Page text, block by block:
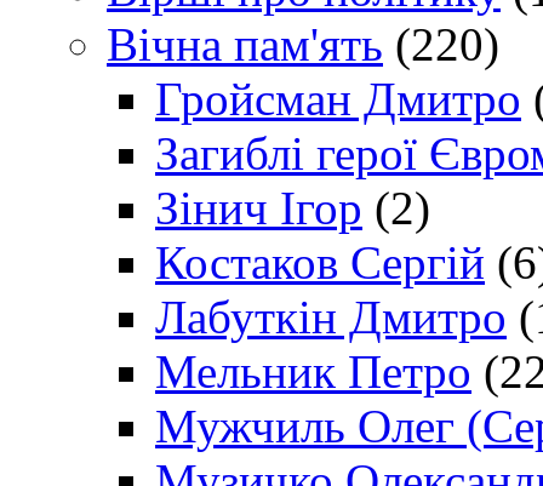
Вічна пам'ять (220)
Гройсман Дмитро
Загиблі герої
Зінич Ігор (2)
Костаков Сергій
Лабуткін Дмитро
Мельник Петро
Мужчиль Олег